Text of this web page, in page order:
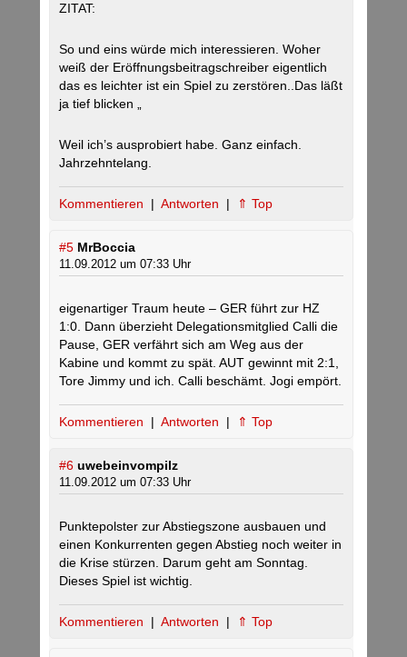
ZITAT:
So und eins würde mich interessieren. Woher
weiß der Eröffnungsbeitragschreiber eigentlich
das es leichter ist ein Spiel zu zerstören..Das läßt
ja tief blicken „
Weil ich’s ausprobiert habe. Ganz einfach.
Jahrzehntelang.
Kommentieren | Antworten | ⇑ Top
#5 MrBoccia
11.09.2012 um 07:33 Uhr
eigenartiger Traum heute – GER führt zur HZ
1:0. Dann überzieht Delegationsmitglied Calli die
Pause, GER verfährt sich am Weg aus der
Kabine und kommt zu spät. AUT gewinnt mit 2:1,
Tore Jimmy und ich. Calli beschämt. Jogi empört.
Kommentieren | Antworten | ⇑ Top
#6 uwebeinvompilz
11.09.2012 um 07:33 Uhr
Punktepolster zur Abstiegszone ausbauen und
einen Konkurrenten gegen Abstieg noch weiter in
die Krise stürzen. Darum geht am Sonntag.
Dieses Spiel ist wichtig.
Kommentieren | Antworten | ⇑ Top